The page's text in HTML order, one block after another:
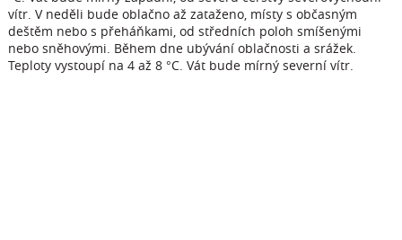
vítr. V neděli bude oblačno až zataženo, místy s občasným
deštěm nebo s přeháňkami, od středních poloh smíšenými
nebo sněhovými. Během dne ubývání oblačnosti a srážek.
Teploty vystoupí na 4 až 8 °C. Vát bude mírný severní vítr.